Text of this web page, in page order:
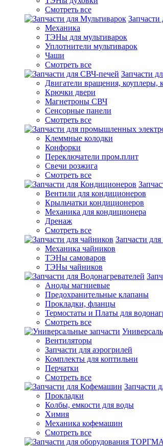
Смотреть все
Запчасти
Механика
ТЭНы для мультиварок
Уплотнители мультиварок
Чаши
Смотреть все
Запчасти
Двигатели вращения, коуплеры,
Крючки двери
Магнетроны СВЧ
Сенсорные панели
Смотреть все
Клеммные колодки
Конфорки
Переключатели пром.плит
Свечи розжига
Смотреть все
Вентили для кондиционеров
Крыльчатки кондиционеров
Механика для кондиционера
Дренаж
Смотреть все
Запчасти
Механика чайников
ТЭНы самоваров
ТЭНы чайников
Аноды магниевые
Предохранительные клапаны
Прокладки, фланцы
Термостаты и Платы для
Смотреть все
Вентиляторы
Запчасти для аэрогрилей
Комплекты для коптильни
Перчатки
Смотреть все
Запчасти
Прокладки
Колбы, емкости для воды
Химия
Механика кофемашин
Смотреть все